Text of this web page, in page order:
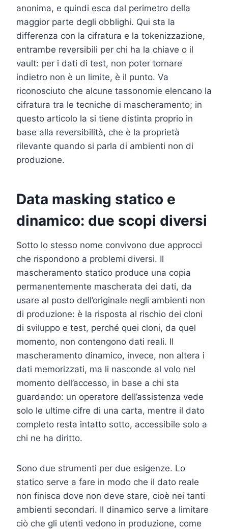
anonima, e quindi esca dal perimetro della
maggior parte degli obblighi. Qui sta la
differenza con la cifratura e la tokenizzazione,
entrambe reversibili per chi ha la chiave o il
vault: per i dati di test, non poter tornare
indietro non è un limite, è il punto. Va
riconosciuto che alcune tassonomie elencano la
cifratura tra le tecniche di mascheramento; in
questo articolo la si tiene distinta proprio in
base alla reversibilità, che è la proprietà
rilevante quando si parla di ambienti non di
produzione.
Data masking statico e
dinamico: due scopi diversi
Sotto lo stesso nome convivono due approcci
che rispondono a problemi diversi. Il
mascheramento statico produce una copia
permanentemente mascherata dei dati, da
usare al posto dell’originale negli ambienti non
di produzione: è la risposta al rischio dei cloni
di sviluppo e test, perché quei cloni, da quel
momento, non contengono dati reali. Il
mascheramento dinamico, invece, non altera i
dati memorizzati, ma li nasconde al volo nel
momento dell’accesso, in base a chi sta
guardando: un operatore dell’assistenza vede
solo le ultime cifre di una carta, mentre il dato
completo resta intatto sotto, accessibile solo a
chi ne ha diritto.
Sono due strumenti per due esigenze. Lo
statico serve a fare in modo che il dato reale
non finisca dove non deve stare, cioè nei tanti
ambienti secondari. Il dinamico serve a limitare
ciò che gli utenti vedono in produzione, come